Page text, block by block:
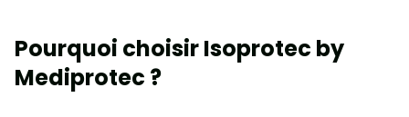
Pourquoi choisir Isoprotec by
Mediprotec ?